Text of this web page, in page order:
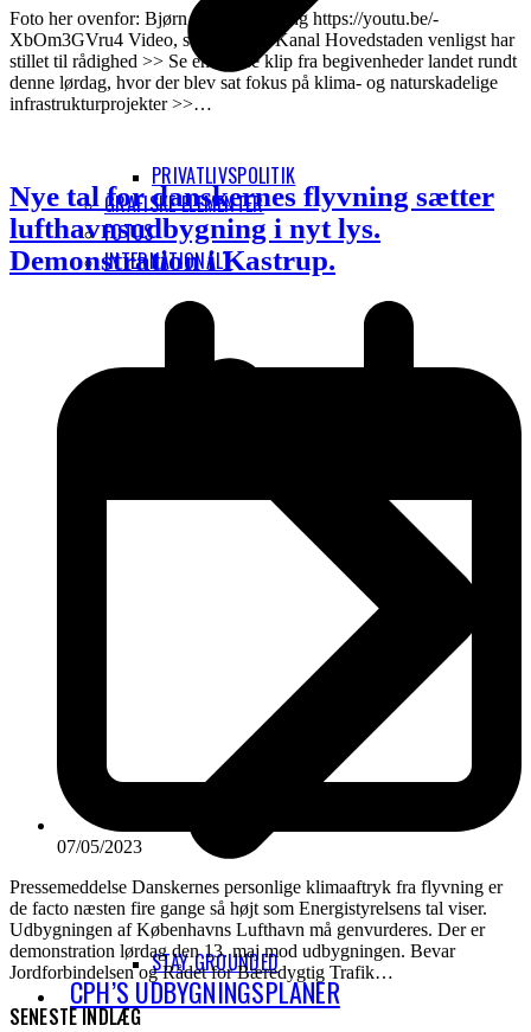
PRIVATLIVSPOLITIK
GRAFISKE ELEMENTER
FOTOS
INTERNATIONALT
STAY GROUNDED
CPH’S UDBYGNINGSPLANER
Foto her ovenfor: Bjørn Tving Stauning https://youtu.be/-
XbOm3GVru4 Video, som 0-tv på Kanal Hovedstaden venligst har
stillet til rådighed >> Se en masse klip fra begivenheder landet rundt
denne lørdag, hvor der blev sat fokus på klima- og naturskadelige
infrastrukturprojekter >>…
Nye tal for danskernes flyvning sætter
lufthavnsudbygning i nyt lys.
Demonstration i Kastrup.
07/05/2023
Pressemeddelse Danskernes personlige klimaaftryk fra flyvning er
de facto næsten fire gange så højt som Energistyrelsens tal viser.
Udbygningen af Københavns Lufthavn må genvurderes. Der er
demonstration lørdag den 13. maj mod udbygningen. Bevar
Jordforbindelsen og Rådet for Bæredygtig Trafik…
SENESTE INDLÆG